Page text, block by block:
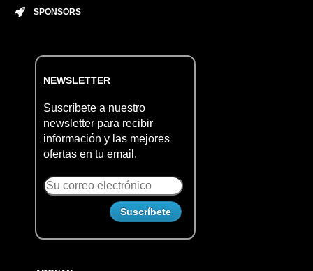
SPONSORS
NEWSLETTER
Suscríbete a nuestro
newsletter para recibir
información y las mejores
ofertas en tu email.